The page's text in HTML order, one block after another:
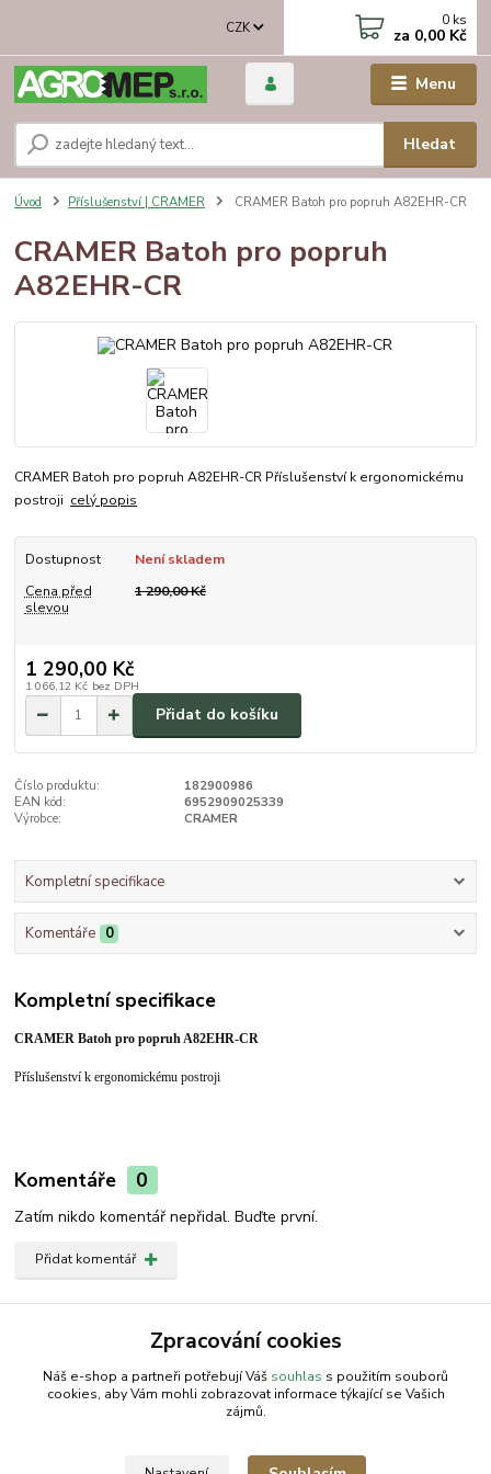
Menu
CZK
Hledat
0 ks
za 0,00 Kč
Úvod Příslušenství | CRAMER CRAMER Batoh pro popruh A82EHR-CR
CRAMER Batoh pro popruh
A82EHR-CR
CRAMER Batoh pro popruh A82EHR-CR Příslušenství k ergonomickému
postroji celý popis
Dostupnost
Není skladem
Cena před
slevou
1 290,00 Kč
1 290,00 Kč
1 066,12 Kč bez DPH
Přidat do košíku
Číslo produktu:
182900986
EAN kód:
6952909025339
Výrobce:
CRAMER
Kompletní specifikace
Komentáře 0
Kompletní specifikace
CRAMER Batoh pro popruh A82EHR-CR
Příslušenství k ergonomickému postroji
Komentáře 0
Zatím nikdo komentář nepřidal. Buďte první.
Přidat komentář
Zboží zařazeno v kategoriích
Příslušenství | CRAMERZpracování cookies
Náš e-shop a partneři potřebují Váš souhlas s použitím souborů
cookies, aby Vám mohli zobrazovat informace týkající se Vašich
zájmů.